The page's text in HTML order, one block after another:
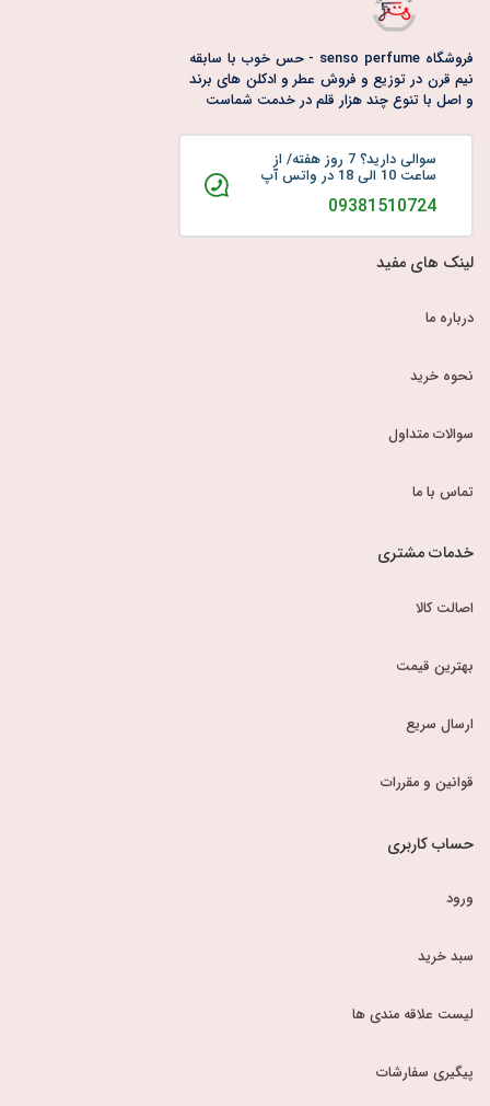
فروشگاه senso perfume - حس خوب با سابقه
نیم قرن در توزیع و فروش عطر و ادکلن های برند
و اصل با تنوع چند هزار قلم در خدمت شماست
سوالی دارید؟ 7 روز هفته/ از
ساعت 10 الی 18 در واتس آپ
09381510724
لینک های مفید
درباره ما
نحوه خرید
سوالات متداول
تماس با ما
خدمات مشتری
اصالت کالا
بهترین قیمت
ارسال سریع
قوانین و مقررات
حساب کاربری
ورود
سبد خرید
لیست علاقه مندی ها
پیگیری سفارشات